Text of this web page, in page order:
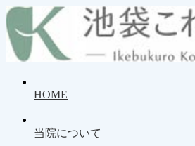
HOME
当院について